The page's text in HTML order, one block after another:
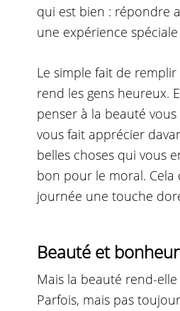
qui est bien : répondre
une expérience
Le simple fait de
rend les gens heureux.
penser à la beauté
vous fait apprécier
belles choses qui vous
bon pour le moral. Cela
journée une touche
Beauté et bonheur
Mais la beauté rend-
Parfois, mais pas